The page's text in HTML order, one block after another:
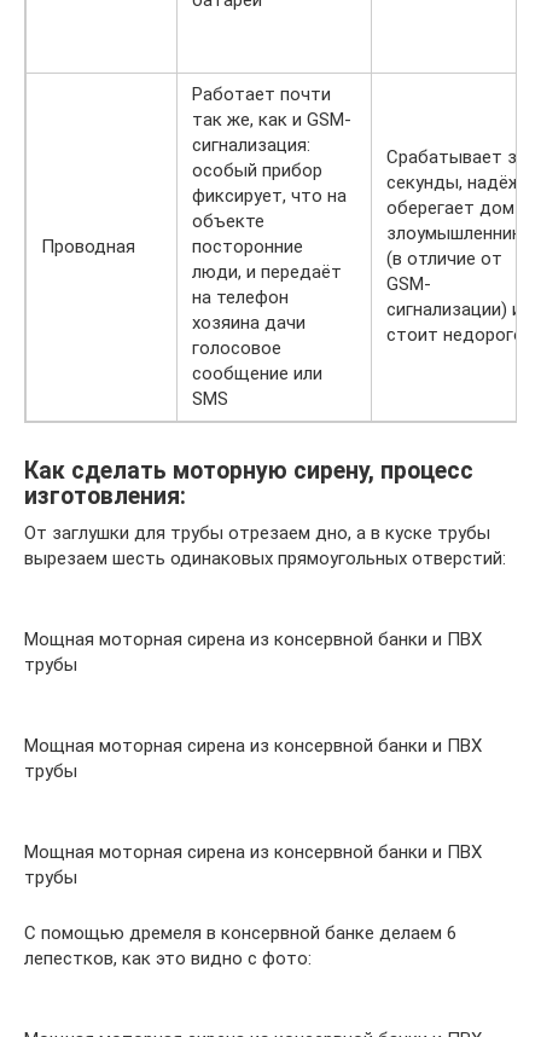
Проводная
Работает почти
так же, как и GSM-
сигнализация:
особый прибор
фиксирует, что на
объекте
посторонние
люди, и передаёт
на телефон
хозяина дачи
голосовое
сообщение или
SMS
Срабатывает за
секунды, надёжно
оберегает дом от
злоумышленников
(в отличие от
GSM-
сигнализации) и
стоит недорого
Как сделать моторную сирену, процесс
изготовления:
От заглушки для трубы отрезаем дно, а в куске трубы
вырезаем шесть одинаковых прямоугольных отверстий:
Мощная моторная сирена из консервной банки и ПВХ
трубы
Мощная моторная сирена из консервной банки и ПВХ
трубы
Мощная моторная сирена из консервной банки и ПВХ
трубы
С помощью дремеля в консервной банке делаем 6
лепестков, как это видно с фото: